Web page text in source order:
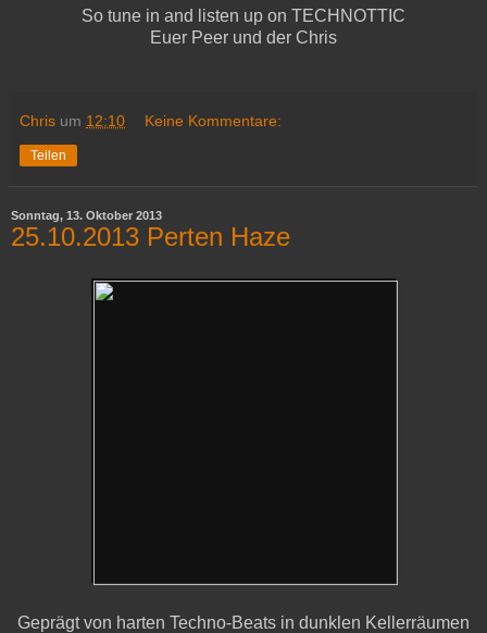
So tune in and listen up on TECHNOTTIC
Euer Peer und der Chris
Chris um 12:10 Keine Kommentare:
Teilen
Sonntag, 13. Oktober 2013
25.10.2013 Perten Haze
Geprägt von harten Techno-Beats in dunklen Kellerräumen